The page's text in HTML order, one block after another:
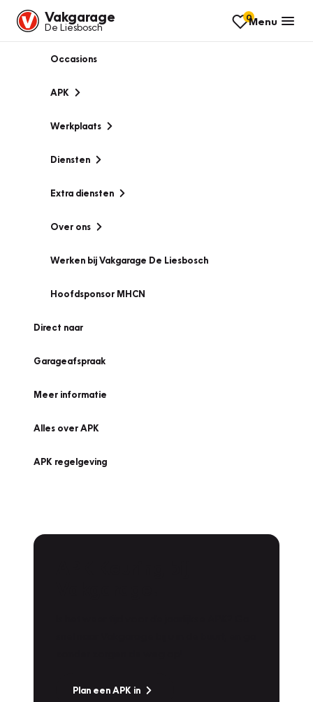
Vakgarage
De Liesbosch
0Menu
Occasions
APK
Werkplaats
Diensten
Extra diensten
Over ons
Werken bij Vakgarage De Liesbosch
Hoofdsponsor MHCN
Direct naar
Garageafspraak
Meer informatie
Alles over APK
APK regelgeving
Plan een APK in